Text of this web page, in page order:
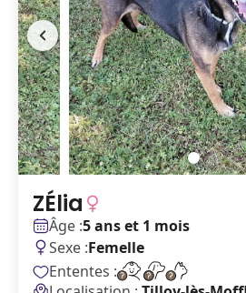
ZÉlia
Âge :5 ans et 1 mois
Sexe :Femelle
Ententes :